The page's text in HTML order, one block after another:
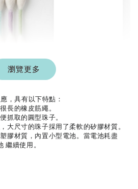
羊毛氈棉花棒
- +
瀏覽更多
，具有以下特點：
長的橡皮筋繩。
抓取的圓型珠子。
大尺寸的珠子採用了柔軟的矽膠材質。
膠材質，內置小型電池。當電池耗盡
繼續使用。